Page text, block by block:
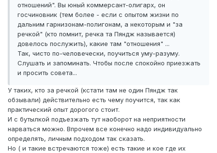
отношений". Вы юный коммерсант-олигарх, он
госчиновник (тем более - если с опытом жизни по
дальним гарнизонам-полигонам, а некоторым и "за
речкой" (кто помнит, речка та Пяндж называется)
довелось послужить), какие там "отношения" ...
Так, чисто по-человечески, поучиться уму-разуму.
Слушать и запоминать. Чтобы после спокойно приезжать
и просить совета...
У таких, кто за речкой (кстати там не один Пяндж так
обзывали) действительно есть чему поучится, так как
практический опыт дорогого стоит.
И с бутылкой подъезжать тут наоборот на неприятности
нарваться можно. Впрочем все конечно надо индивидуально
определять, личным подходом так сказать.
Но ( и такие встречаются тоже) есть такие и кое где их